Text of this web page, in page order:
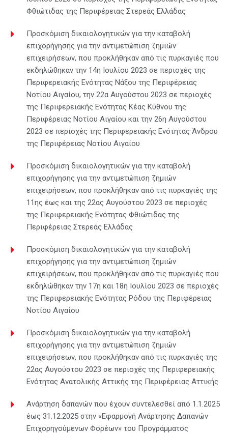
Φθιώτιδας της Περιφέρειας Στερεάς Ελλάδας
Προσκόμιση δικαιολογητικών για την καταβολή
επιχορήγησης για την αντιμετώπιση ζημιών
επιχειρήσεων, που προκλήθηκαν από τις πυρκαγιές που
εκδηλώθηκαν την 14η Ιουλίου 2023 σε περιοχές της
Περιφερειακής Ενότητας Νάξου της Περιφέρειας
Νοτίου Αιγαίου, την 22α Αυγούστου 2023 σε περιοχές
της Περιφερειακής Ενότητας Κέας Κύθνου της
Περιφέρειας Νοτίου Αιγαίου και την 26η Αυγούστου
2023 σε περιοχές της Περιφερειακής Ενότητας Άνδρου
της Περιφέρειας Νοτίου Αιγαίου
Προσκόμιση δικαιολογητικών για την καταβολή
επιχορήγησης για την αντιμετώπιση ζημιών
επιχειρήσεων, που προκλήθηκαν από τις πυρκαγιές της
11ης έως και της 22ας Αυγούστου 2023 σε περιοχές
της Περιφερειακής Ενότητας Φθιώτιδας της
Περιφέρειας Στερεάς Ελλάδας
Προσκόμιση δικαιολογητικών για την καταβολή
επιχορήγησης για την αντιμετώπιση ζημιών
επιχειρήσεων, που προκλήθηκαν από τις πυρκαγιές που
εκδηλώθηκαν την 17η και 18η Ιουλίου 2023 σε περιοχές
της Περιφερειακής Ενότητας Ρόδου της Περιφέρειας
Νοτίου Αιγαίου
Προσκόμιση δικαιολογητικών για την καταβολή
επιχορήγησης για την αντιμετώπιση ζημιών
επιχειρήσεων, που προκλήθηκαν από τις πυρκαγιές της
22ας Αυγούστου 2023 σε περιοχές της Περιφερειακής
Ενότητας Ανατολικής Αττικής της Περιφέρειας Αττικής
Ανάρτηση δαπανών που έχουν συντελεσθεί από 1.1.2025
έως 31.12.2025 στην «Εφαρμογή Ανάρτησης Δαπανών
Επιχορηγούμενων Φορέων» του Προγράμματος